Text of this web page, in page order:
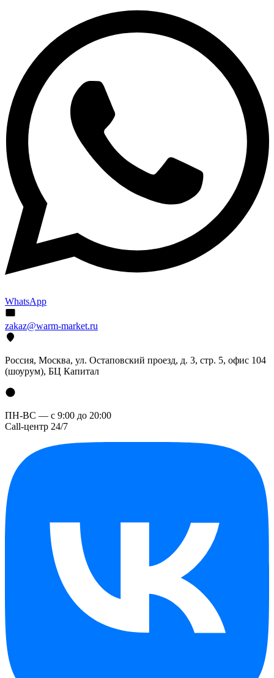
WhatsApp
zakaz@warm-market.ru
Россия, Москва, ул. Остаповский проезд, д. 3, стр. 5, офис 104
(шоурум), БЦ Капитал
ПН-ВС — с 9:00 до 20:00
Call-центр 24/7